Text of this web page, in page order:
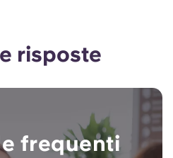
risposte
frequenti